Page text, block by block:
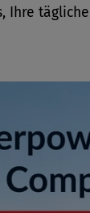
Ihre